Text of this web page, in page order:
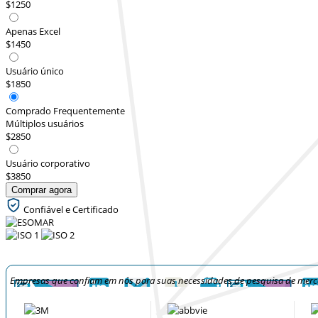
$1250
Apenas Excel
$1450
Usuário único
$1850
Comprado Frequentemente
Múltiplos usuários
$2850
Usuário corporativo
$3850
Comprar agora
Confiável e Certificado
Empresas que confiam em nós para suas necessidades de pesquisa de